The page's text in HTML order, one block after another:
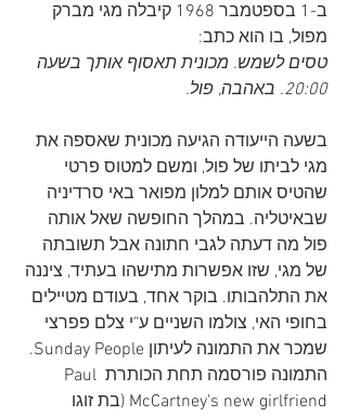
ב-1 בספטמבר 1968 קיבלה מגי מברק
מפול, בו הוא כתב:
טסים לשמש. מכונית תאסוף אותך בשעה
20:00. באהבה, פול.
בשעה הייעודה הגיעה מכונית שאספה את
מגי לביתו של פול, ומשם למטוס פרטי
שהטיס אותם למלון מפואר באי סרדיניה
שבאיטליה. במהלך החופשה שאל אותה
פול מה דעתה לגבי חתונה אבל תשובתה
של מגי, שזו אפשרות מתישהו בעתיד, ציננה
את התלהבותו. בוקר אחד, בעודם מטיילים
בחופי האי, צולמו השניים ע"י צלם פפרצי
שמכר את התמונה לעיתון Sunday People.
התמונה פורסמה תחת הכותרת Paul
McCartney's new girlfriend (בת זוגו